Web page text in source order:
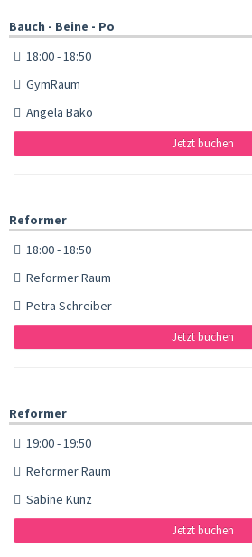
Bauch - Beine - Po
18:00 - 18:50
GymRaum
Angela Bako
Jetzt buchen
Reformer
18:00 - 18:50
Reformer Raum
Petra Schreiber
Jetzt buchen
Reformer
19:00 - 19:50
Reformer Raum
Sabine Kunz
Jetzt buchen